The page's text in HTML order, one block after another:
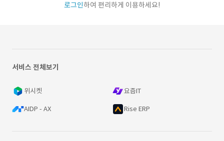
로그인하여 편리하게 이용하세요!
서비스 전체보기
위시켓 요즘IT
AIDP - AX Rise ERP